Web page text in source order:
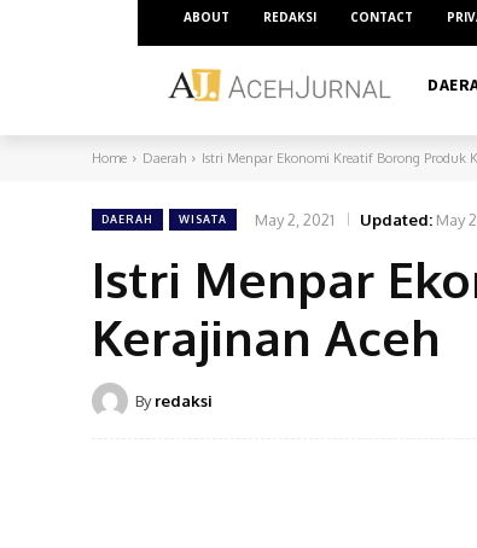
ABOUT REDAKSI CONTACT
Home Daerah Istri Menpar Ekonomi Kreatif Borong Produk
DAERAH WISATA May 2, 2021 Updated: May
Istri Menpar
Kerajinan Aceh
By redaksi